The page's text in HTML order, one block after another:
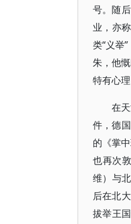
号。随
业，亦
类“义举
朱，他
特有心
在
件，德
的《掌
也再次
维）与
后在北
拔举王